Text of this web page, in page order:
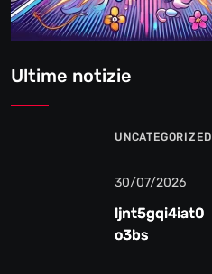
Ultime notizie
UNCATEGORIZED
30/07/2026
ljnt5gqi4iat0
o3bs